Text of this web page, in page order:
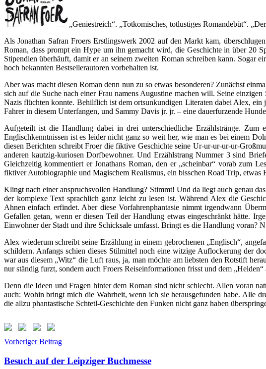
„Geniestreich“. „Totkomisches, totlustiges Romandebüt“.
Als Jonathan Safran Froers Erstlingswerk 2002 auf den Markt kam,
Roman, dass prompt ein Hype um ihn gemacht wird, die Geschichte in über 20
Stipendien überhäuft, damit er an seinem zweiten Roman schreiben kann. Sogar
hoch bekannten Bestsellerautoren vorbehalten ist.
Aber was macht diesen Roman denn nun zu so etwas besonderen? Zunächst
sich auf die Suche nach einer Frau namens Augustine machen will. Seine
Nazis flüchten konnte. Behilflich ist dem ortsunkundigen Literaten dabei Alex,
Fahrer in diesem Unterfangen, und Sammy Davis jr. jr. – eine dauerfurzende
Aufgeteilt ist die Handlung dabei in drei unterschiedliche Erzählstränge.
Englischkenntnissen ist es leider nicht ganz so weit her, wie man es bei einem
diesen Berichten schreibt Froer die fiktive Geschichte seine Ur-ur-ur-ur-ur-
anderen kautzig-kuriosen Dorfbewohner. Und Erzählstrang Nummer 3 sind
Gleichzeitig kommentiert er Jonathans Roman, den er „scheinbar“ vorab zum
fiktiver Autobiographie und Magischem Realismus, ein bisschen Road Trip, etwas
Klingt nach einer anspruchsvollen Handlung? Stimmt! Und da liegt auch genau
der komplexe Text sprachlich ganz leicht zu lesen ist. Während Alex die
Ahnen einfach erfindet. Aber diese Vorfahrenphantasie nimmt irgendwann
Gefallen getan, wenn er diesen Teil der Handlung etwas eingeschränkt hätte.
Einwohner der Stadt und ihre Schicksale umfasst. Bringt es die Handlung
Alex wiederum schreibt seine Erzählung in einem gebrochenen „Englisch“,
schildern. Anfangs schien dieses Stilmittel noch eine witzige Auflockerung der
war aus diesem „Witz“ die Luft raus, ja, man möchte am liebsten den Rotstift
nur ständig furzt, sondern auch Froers Reiseinformationen frisst und dem
Denn die Ideen und Fragen hinter dem Roman sind nicht schlecht. Allen voran
auch: Wohin bringt mich die Wahrheit, wenn ich sie herausgefunden habe. Alle
die allzu phantastische Schtetl-Geschichte den Funken nicht ganz haben
Schlagwörter:
ist
Beitragsnavigation
Vorheriger Beitrag
Besuch auf der Leipziger Buchmesse